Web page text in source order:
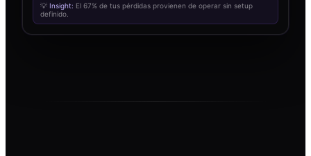
💡 Insight: El 67% de tus pérdidas provienen de operar sin setup
definido.